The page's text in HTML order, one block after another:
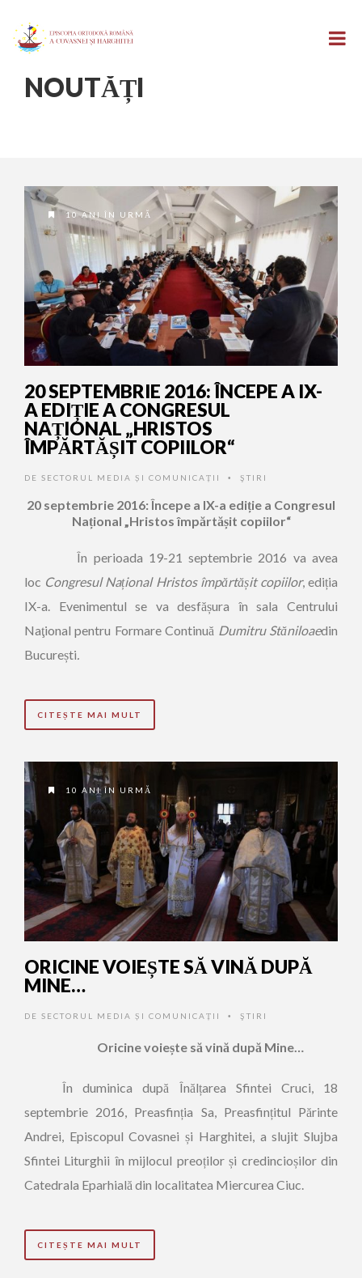
NOUTĂȚI
10 ANI ÎN URMĂ
20 SEPTEMBRIE 2016: ÎNCEPE A IX-
A EDIȚIE A CONGRESUL
NAȚIONAL „HRISTOS
ÎMPĂRTĂȘIT COPIILOR“
DE SECTORUL MEDIA ȘI COMUNICAȚII • ŞTIRI
20 septembrie 2016: Începe a IX-a ediție a Congresul
Național „Hristos împărtășit copiilor“
În perioada 19-21 septembrie 2016 va avea
loc Congresul Național Hristos împărtășit copiilor, ediția
IX-a. Evenimentul se va desfășura în sala Centrului
Naţional pentru Formare Continuă Dumitru Stăniloaedin
București
CITEȘTE MAI MULT
10 ANI ÎN URMĂ
ORICINE VOIEȘTE SĂ VINĂ DUPĂ
MINE…
DE SECTORUL MEDIA ȘI COMUNICAȚII • ŞTIRI
Oricine voiește să vină după Mine…
În duminica după Înălțarea Sfintei Cruci, 18
septembrie 2016, Preasfinția Sa, Preasfințitul Părinte
Andrei, Episcopul Covasnei și Harghitei, a slujit Slujba
Sfintei Liturghii în mijlocul preoților și credincioșilor din
Catedrala Eparhială din localitatea Miercurea Ciuc.
CITEȘTE MAI MULT